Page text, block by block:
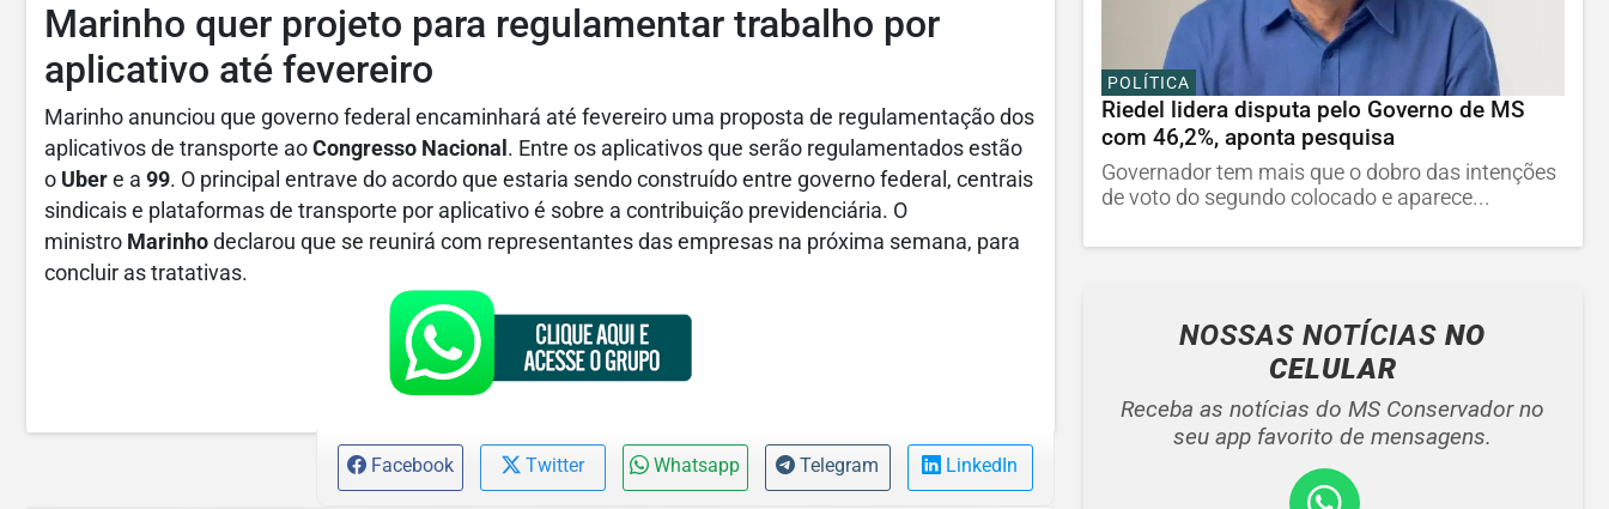
Marinho quer projeto para regulamentar trabalho por
aplicativo até fevereiro
Marinho anunciou que governo federal encaminhará até fevereiro uma proposta de regulamentação dos
aplicativos de transporte ao Congresso Nacional . Entre os aplicativos que serão regulamentados estão
o Uber e a 99. O principal entrave do acordo que estaria sendo construído entre governo federal, centrais
sindicais e plataformas de transporte por aplicativo é sobre a contribuição previdenciária. O
ministro Marinho declarou que se reunirá com representantes das empresas na próxima semana, para
concluir as tratativas.
Facebook Twitter Whatsapp Telegram LinkedIn
POLÍTICA
Riedel lidera disputa pelo Governo de MS
com 46,2%, aponta pesquisa
Governador tem mais que o dobro das intenções
de voto do segundo colocado e aparece...
NOSSAS NOTÍCIASNO
CELULAR
Receba as notícias do MS Conservador no
seu app favorito de mensagens.